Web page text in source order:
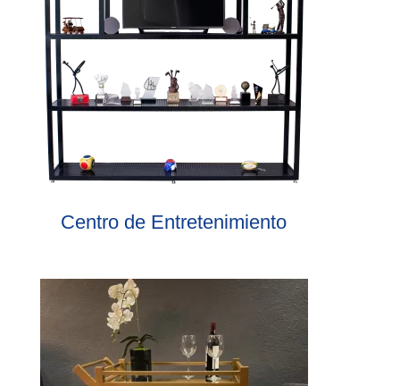
Centro de Entretenimiento